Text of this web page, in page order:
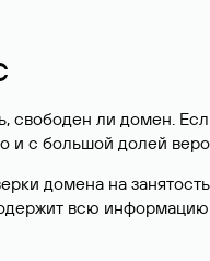
свободен ли домен.
и с большой долей
домена на
всю